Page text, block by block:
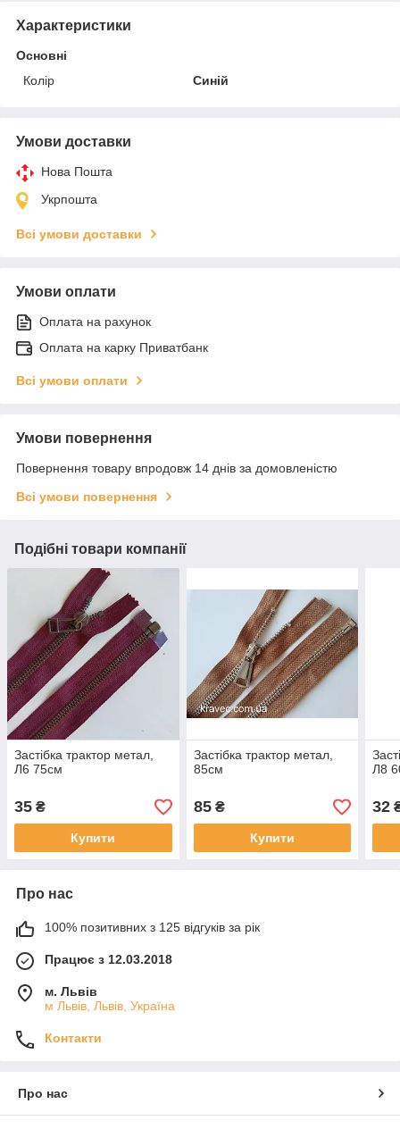
Характеристики
Основні
Колір
Синій
Умови доставки
Нова Пошта
Укрпошта
Всі умови доставки
Умови оплати
Оплата на рахунок
Оплата на карку Приватбанк
Всі умови оплати
Умови повернення
Повернення товару впродовж 14 днів за домовленістю
Всі умови повернення
Подібні товари компанії
Застібка трактор метал,
Л6 75см
35 ₴
Купити
Застібка трактор метал,
85см
85₴
Купити
Л8
32
Про нас
100% позитивних з 125 відгуків за рік
Працює з 12.03.2018
м. Львів
м Львів, Львів, Україна
Контакти
Про нас